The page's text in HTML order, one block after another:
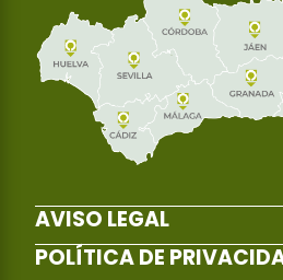
AVISO LEGAL
POLÍTICA DE